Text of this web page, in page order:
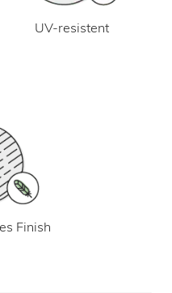
UV-resistent
Finish